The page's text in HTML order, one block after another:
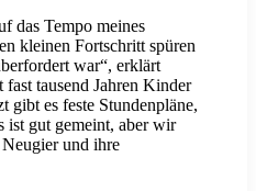
das Tempo meines
kleinen Fortschritt spüren
war“, erklärt
fast tausend Jahren Kinder
gibt es feste Stundenpläne,
ist gut gemeint, aber wir
und ihre